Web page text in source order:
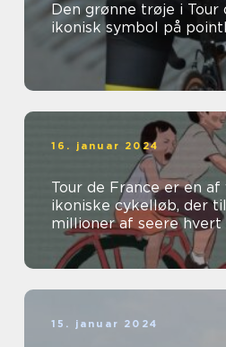
Den grønne trøje i Tour
ikonisk symbol på
16. januar 2024
Tour de France er en
ikoniske cykelløb, der
millioner af seere hvert
15. januar 2024